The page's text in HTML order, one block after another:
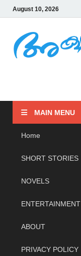
August 10, 2026
MAIN MENU
Home
SHORT STORIES
NOVELS
ENTERTAINMENT
ABOUT
PRIVACY POLICY